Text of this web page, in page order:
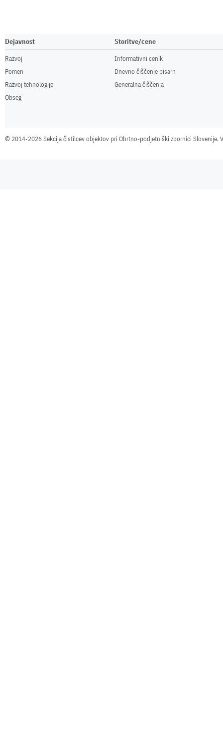
Dejavnost
Razvoj
Pomen
Razvoj tehnologije
Obseg
Storitve/cene
Informativni cenik
Dnevno čiščenje pisarn
Generalna čiščenja
©2014-2026 Sekcija čistilcev objektov pri Obrtno-podjetniški zbornici Slovenije.